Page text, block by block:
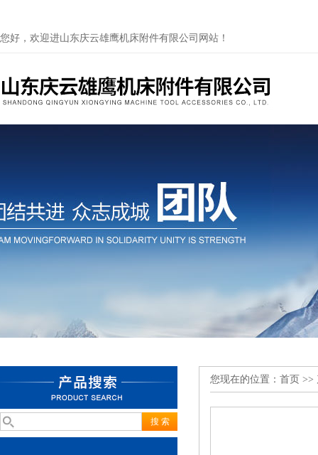
您好，欢迎进山东庆云雄鹰机床附件有限公司网站！
您现在的位置： 首页 >>